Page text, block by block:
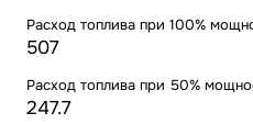
Расход топлива при 100%
507
Расход топлива при 50%
247.7